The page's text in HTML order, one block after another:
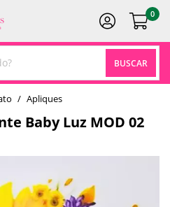
BUSCAR
0
apliques
Baby Luz MOD 02